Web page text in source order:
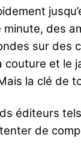
des
sur des
et le
la clé de
éditeurs
de